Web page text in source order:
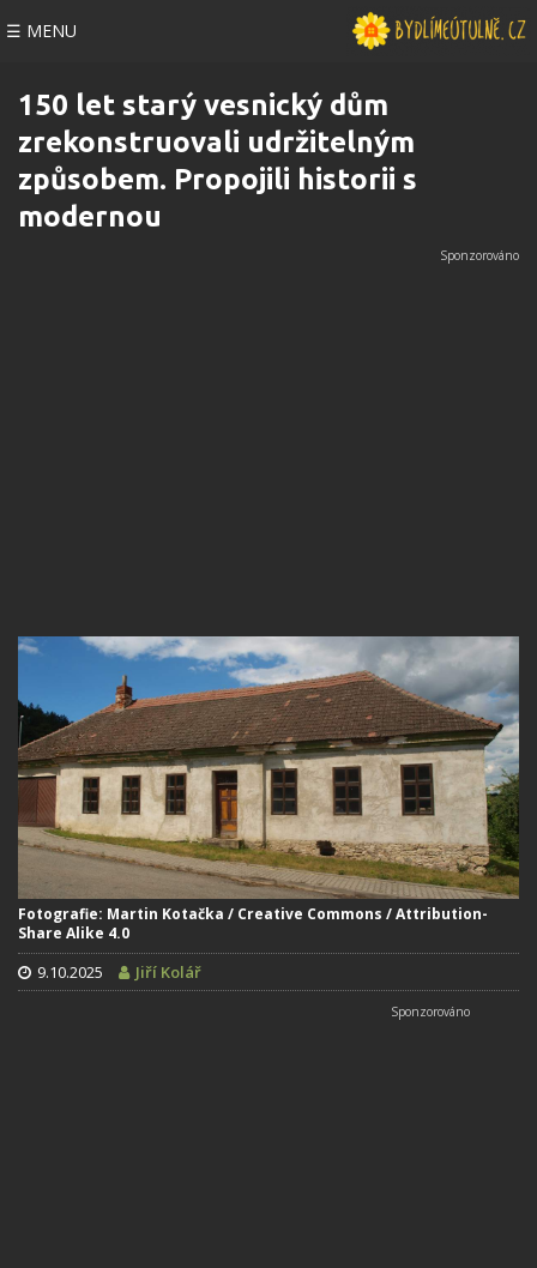
☰ MENU
150 let starý vesnický dům
zrekonstruovali udržitelným
způsobem. Propojili historii s
modernou
Fotografie: Martin Kotačka / Creative Commons / Attribution-
Share Alike 4.0
9.10.2025 Jiří Kolář